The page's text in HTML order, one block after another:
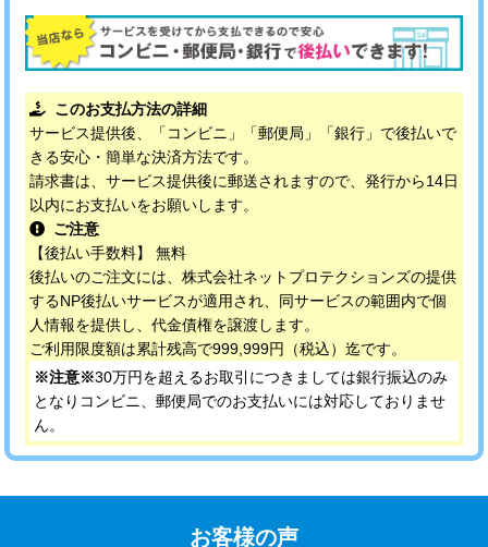
このお支払方法の詳細
サービス提供後、「コンビニ」「郵便局」「銀行」で後払いで
きる安心・簡単な決済方法です。
請求書は、サービス提供後に郵送されますので、発行から14日
以内にお支払いをお願いします。
ご注意
【後払い手数料】 無料
後払いのご注文には、株式会社ネットプロテクションズの提供
するNP後払いサービスが適用され、同サービスの範囲内で個
人情報を提供し、代金債権を譲渡します。
ご利用限度額は累計残高で999,999円（税込）迄です。
※注意※30万円を超えるお取引につきましては銀行振込のみ
となりコンビニ、郵便局でのお支払いには対応しておりませ
ん。
お客様の声